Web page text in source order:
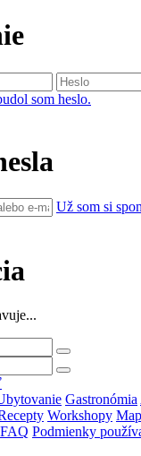
som heslo.
Už som si
Gastronómia
Workshopy
FAQ Podmienky